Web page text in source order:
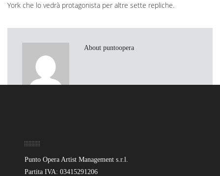
York che lo vedrà protagonista per altre sette repliche.
About puntoopera
Punto Opera Artist Management s.r.l.
Partita IVA: 03415291206